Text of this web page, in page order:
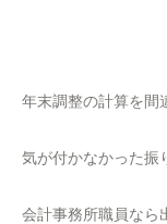
年末調整の計算を間
気が付かなかった振
会計事務所職員なら